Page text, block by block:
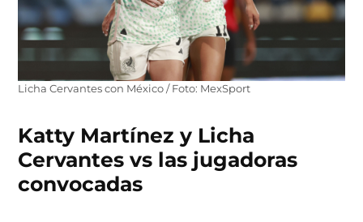
Licha Cervantes con México / Foto: MexSport
Katty Martínez y Licha
Cervantes vs las jugadoras
convocadas